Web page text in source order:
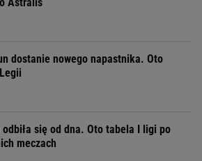
dostanie nowego napastnika. Oto
odbiła się od dna. Oto tabela I ligi po
meczach